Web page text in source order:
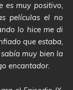
es muy positivo,
películas el no
lo hice me di
que estaba,
muy bien la
encantador.